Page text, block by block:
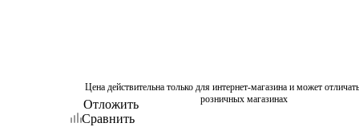
Цена действительна только для интернет-магазина и может
розничных магазинах
Отложить
Сравнить